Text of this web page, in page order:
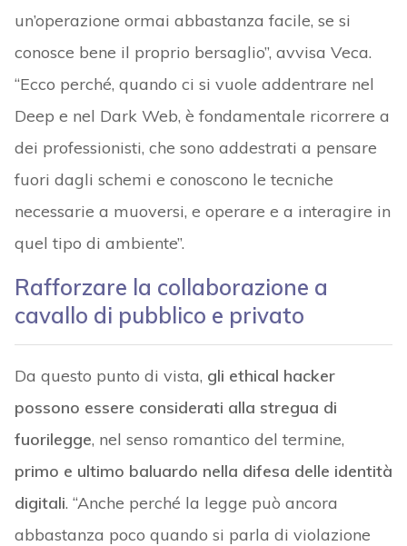
un’operazione ormai abbastanza facile, se si
conosce bene il proprio bersaglio”, avvisa Veca.
“Ecco perché, quando ci si vuole addentrare nel
Deep e nel Dark Web, è fondamentale ricorrere a
dei professionisti, che sono addestrati a pensare
fuori dagli schemi e conoscono le tecniche
necessarie a muoversi, e operare e a interagire in
quel tipo di ambiente”.
Rafforzare la collaborazione a
cavallo di pubblico e privato
Da questo punto di vista, gli ethical hacker
possono essere considerati alla stregua di
fuorilegge, nel senso romantico del termine,
primo e ultimo baluardo nella difesa delle identità
digitali. “Anche perché la legge può ancora
abbastanza poco quando si parla di violazione